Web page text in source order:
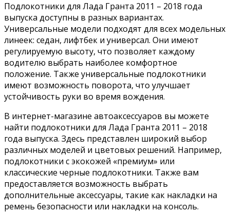
Подлокотники для Лада Гранта 2011 – 2018 года
выпуска доступны в разных вариантах.
Универсальные модели подходят для всех модельных
линеек: седан, лифтбек и универсал. Они имеют
регулируемую высоту, что позволяет каждому
водителю выбрать наиболее комфортное
положение. Также универсальные подлокотники
имеют возможность поворота, что улучшает
устойчивость руки во время вождения.
В интернет-магазине автоаксессуаров вы можете
найти подлокотники для Лада Гранта 2011 – 2018
года выпуска. Здесь представлен широкий выбор
различных моделей и цветовых решений. Например,
подлокотники с экокожей «премиум» или
классические черные подлокотники. Также вам
предоставляется возможность выбрать
дополнительные аксессуары, такие как накладки на
ремень безопасности или накладки на консоль.